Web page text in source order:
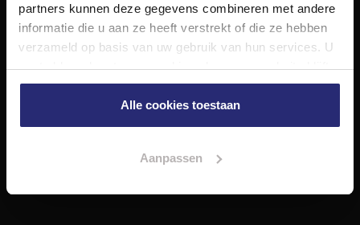
partners kunnen deze gegevens combineren met andere
informatie die u aan ze heeft verstrekt of die ze hebben
verzameld op basis van uw gebruik van hun services. U
gaat akkoord met onze cookies als u onze website blijft
gebruiken.
Alle cookies toestaan
Aanpassen
Diensten
Aankoop
Meer informatie over